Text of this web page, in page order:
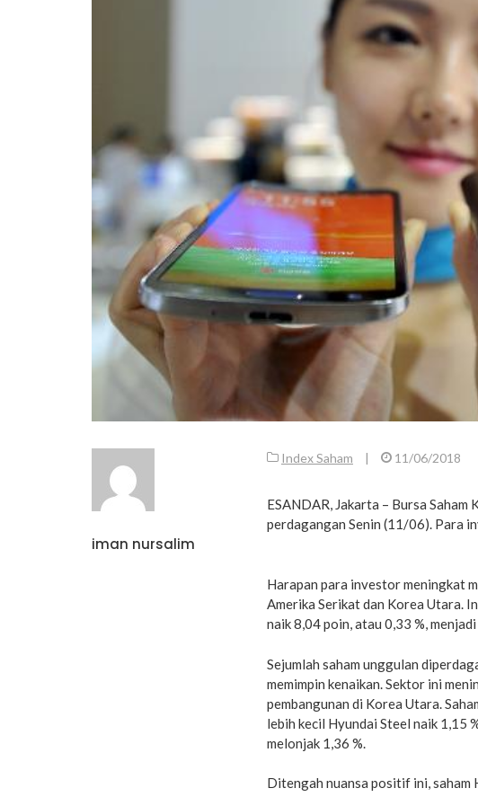
iman nursalim
Index Saham | 11/06/2018
ESANDAR, Jakarta – Bursa
perdagangan Senin (11/06). Para
Harapan para investor meningkat
Amerika Serikat dan Korea Utara.
naik 8,04 poin, atau 0,33 %,
Sejumlah saham unggulan
memimpin kenaikan. Sektor ini
pembangunan di Korea Utara.
lebih kecil Hyundai Steel naik 1,15
melonjak 1,36 %.
Ditengah nuansa positif ini, saham